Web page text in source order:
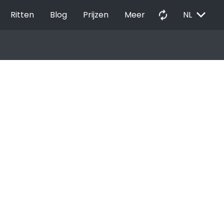
Ritten Blog Prijzen Meer autorenew NL EXPAND_MORE